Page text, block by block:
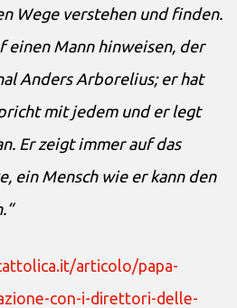
Wege verstehen und finden.
einen Mann hinweisen, der
Anders Arborelius; er hat
mit jedem und er legt
Er zeigt immer auf das
ein Mensch wie er kann den
articolo/papa-
con-i-direttori-delle-